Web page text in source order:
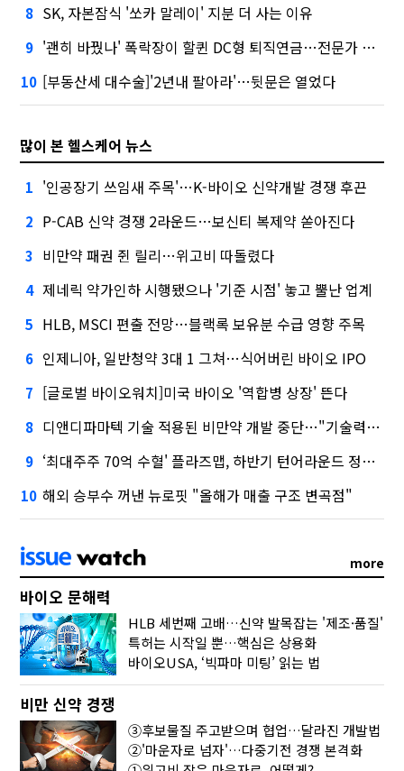
8 SK, 자본잠식 '쏘카 말레이' 지분 더 사는 이유
9 '괜히 바꿨나' 폭락장이 할퀸 DC형 퇴직연금…전문가 조언은
10 [부동산세 대수술]'2년내 팔아라'…뒷문은 열었다
많이 본 헬스케어 뉴스
1 '인공장기 쓰임새 주목'…K-바이오 신약개발 경쟁 후끈
2 P-CAB 신약 경쟁 2라운드…보신티 복제약 쏟아진다
3 비만약 패권 쥔 릴리…위고비 따돌렸다
4 제네릭 약가인하 시행됐으나 '기준 시점' 놓고 뿔난 업계
5 HLB, MSCI 편출 전망…블랙록 보유분 수급 영향 주목
6 인제니아, 일반청약 3대 1 그쳐…식어버린 바이오 IPO
7 [글로벌 바이오워치]미국 바이오 '역합병 상장' 뜬다
8 디앤디파마텍 기술 적용된 비만약 개발 중단…"기술력 문제 아냐"
9 ‘최대주주 70억 수혈' 플라즈맵, 하반기 턴어라운드 정조준
10 해외 승부수 꺼낸 뉴로핏 "올해가 매출 구조 변곡점"
more
바이오 문해력
HLB 세번째 고배…신약 발목잡는 '제조·품질'
특허는 시작일 뿐…핵심은 상용화
바이오USA, ‘빅파마 미팅’ 읽는 법
비만 신약 경쟁
③후보물질 주고받으며 협업…달라진 개발법
②'마운자로 넘자'…다중기전 경쟁 본격화